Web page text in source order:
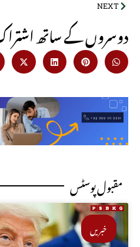
NEXT
:دوسروں کے ساتھ
مقبول پوسٹس
خبریں